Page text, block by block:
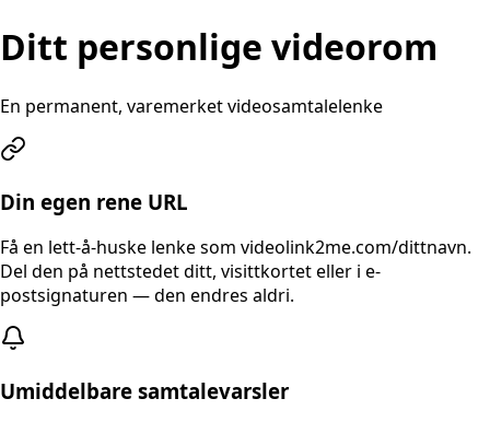
Ditt personlige videorom
En permanent, varemerket videosamtalelenke
Din egen rene URL
Få en lett-å-huske lenke som videolink2me.com/dittnavn.
Del den på nettstedet ditt, visittkortet eller i e-
postsignaturen — den endres aldri.
Umiddelbare samtalevarsler